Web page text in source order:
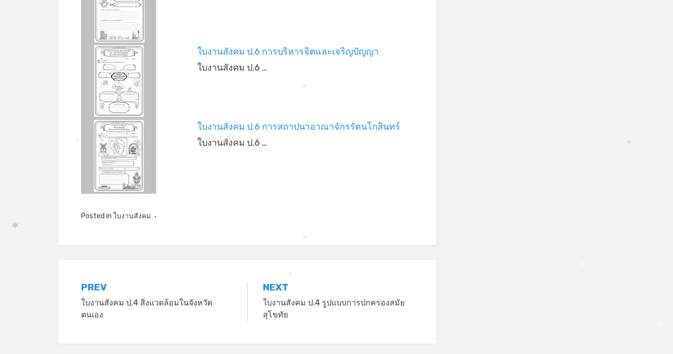
ใบงานสังคม ป.6 การบริหารจิตและเจริญปัญญา
ใบงานสังคม ป.6 …
ใบงานสังคม ป.6 การสถาปนาอาณาจักรรัตนโกสินทร์
ใบงานสังคม ป.6 …
Posted in ใบงานสังคม
แนะแนว
เรื่อง
PREV
ใบงานสังคม ป.4 สิ่งแวดล้อมในจังหวัด
ตนเอง
NEXT
ใบงานสังคม ป.4 รูปแบบการปกครองสมัย
สุโขทัย
*
*